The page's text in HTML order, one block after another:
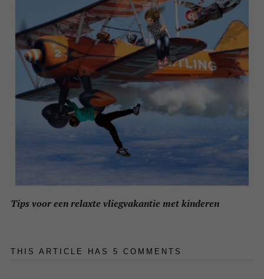
Tips voor een relaxte vliegvakantie met kinderen
THIS ARTICLE HAS 5 COMMENTS